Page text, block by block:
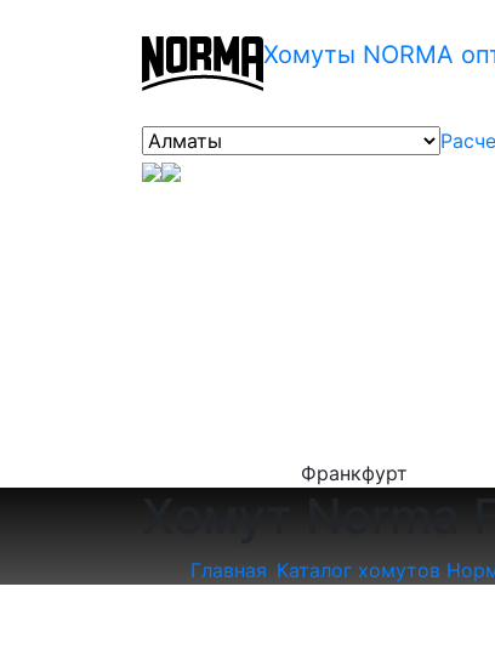
Хомуты NORMA
Франкфурт
Хомут Norma
Главная Каталог хомутов